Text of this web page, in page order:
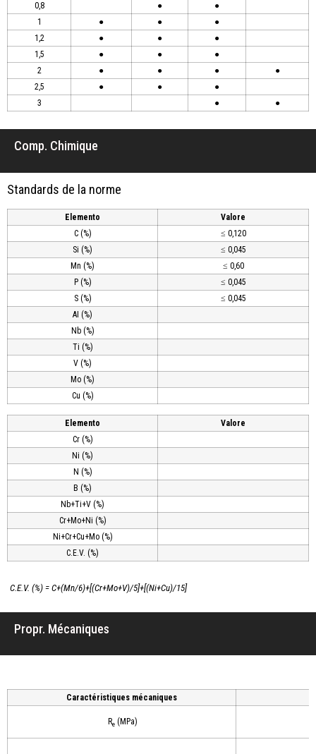
0,8
●
●
1
● ●
●
1,2
● ●
●
1,5
● ●
●
2
● ● ●
●
2,5
● ●
●
3
● ●
Comp. Chimique
Standards de la norme
Elemento
Valore
C (%)
≤ 0,120
Si (%)
≤ 0,045
Mn (%)
≤ 0,60
P (%)
≤ 0,045
S (%)
≤ 0,045
AI (%)
Nb (%)
Ti (%)
V (%)
Mo (%)
Cu (%)
Elemento
Valore
Cr (%)
Ni (%)
N (%)
B (%)
Nb+Ti+V (%)
Cr+Mo+Ni (%)
Ni+Cr+Cu+Mo (%)
C.E.V. (%)
C.E.V. (%) = C+(Mn/6)+[(Cr+Mo+V)/5]+[(Ni+Cu)/15]
Propr. Mécaniques
Caractéristiques mécaniques
Re (MPa)